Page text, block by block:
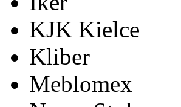
KJK Kielce
Kliber
Meblomex